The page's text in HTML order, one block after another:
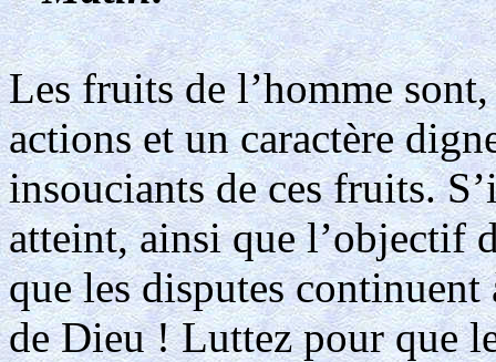
Les fruits de l’homme
actions et un caractère
insouciants de ces fruits.
atteint, ainsi que l’objectif
que les disputes continuent
de Dieu ! Luttez pour que